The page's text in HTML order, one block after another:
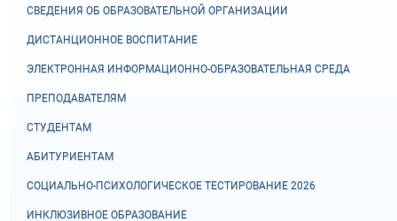
СВЕДЕНИЯ ОБ ОБРАЗОВАТЕЛЬНОЙ ОРГАНИЗАЦИИ
ДИСТАНЦИОННОЕ ВОСПИТАНИЕ
ЭЛЕКТРОННАЯ ИНФОРМАЦИОННО-ОБРАЗОВАТЕЛЬНАЯ СРЕДА
ПРЕПОДАВАТЕЛЯМ
СТУДЕНТАМ
АБИТУРИЕНТАМ
СОЦИАЛЬНО-ПСИХОЛОГИЧЕСКОЕ ТЕСТИРОВАНИЕ 2026
ИНКЛЮЗИВНОЕ ОБРАЗОВАНИЕ